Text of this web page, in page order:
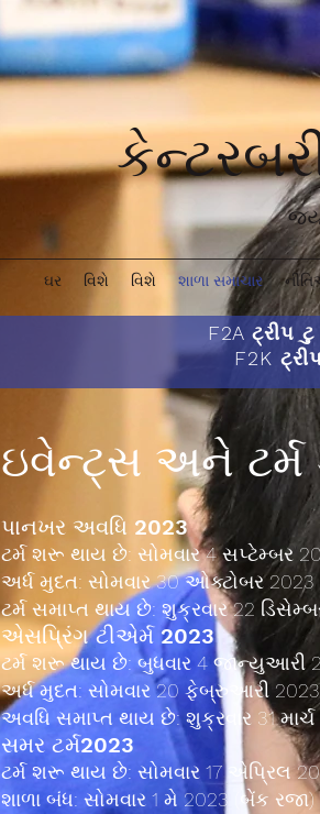
ઘર વિશે વિશે શાળા સમાચાર
ઇવેન્ટ્સ અને ટર્મ
પાનખર અવધિ 2023
ટર્મ શરૂ થાય છે: સોમવાર 4 સપ્ટેમ્બર
અર્ધ મુદત: સોમવાર 30 ઓક્ટોબર
ટર્મ સમાપ્ત થાય છે: શુક્રવાર 22
એસપ્રિંગ ટીએર્મ 2023
ટર્મ શરૂ થાય છે: બુધવાર 4 જાન્યુઆરી
અર્ધ મુદત: સોમવાર 20 ફેબ્રુઆરી
અવધિ સમાપ્ત થાય છે: શુક્રવાર 31 માર્ચ
સમર ટર્મ2023
ટર્મ શરૂ થાય છે: સોમવાર 17 એપ્રિલ
શાળા બંધ: સોમવાર 1 મે 2023 (બેંક રજા)
F2A ટ્રીપ
F2K